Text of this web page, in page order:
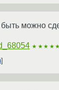
можно
★★★★★